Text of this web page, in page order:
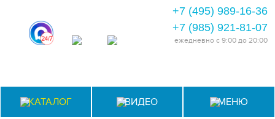
+7 (495) 989-16-36
+7 (985) 921-81-07
ежедневно с 9:00 до 20:00
КАТАЛОГ ВИДЕО МЕНЮ